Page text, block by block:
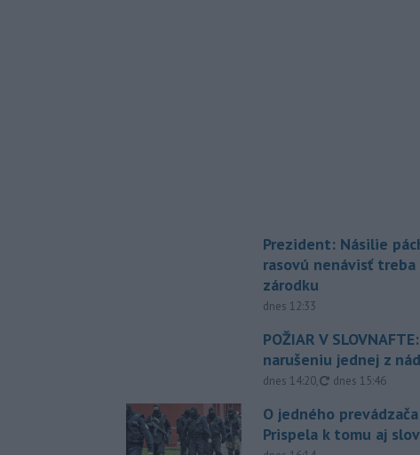
Prezident: Násilie
rasovú nenávisť
zárodku
dnes 12:33
POŽIAR V
narušeniu jednej z
dnes 14:20, aktualizované
dnes 15:46
O jedného
Prispela k tomu aj